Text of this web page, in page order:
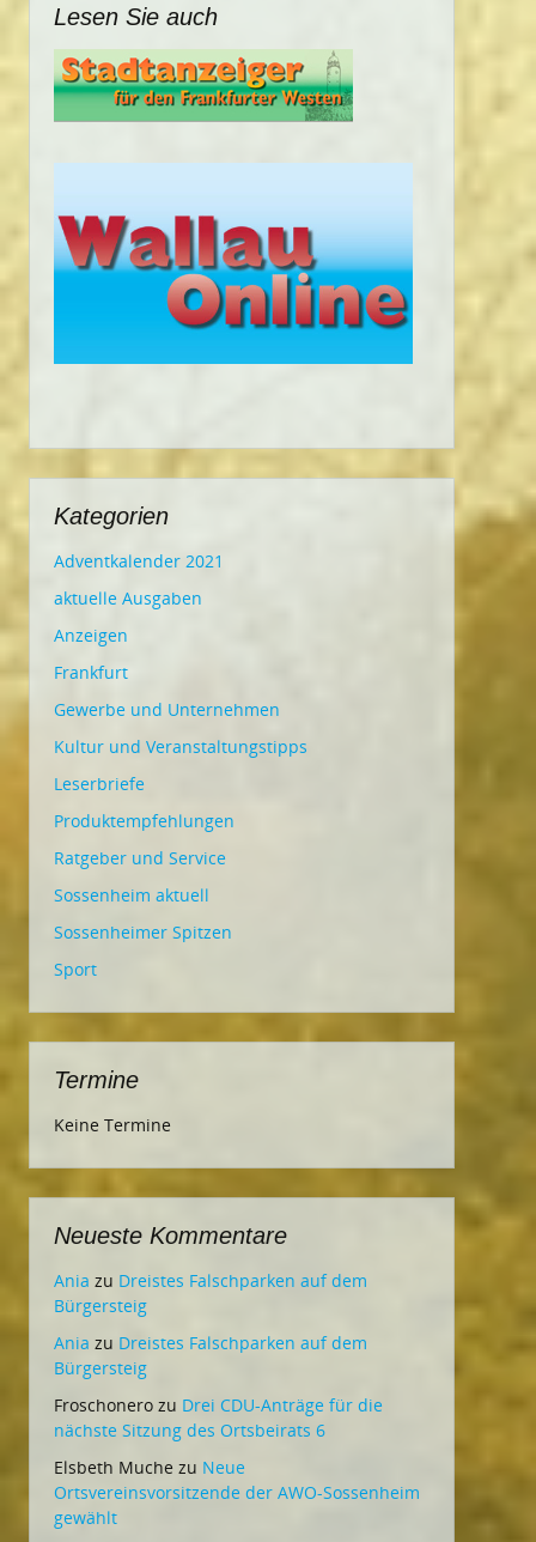
Lesen Sie auch
Kategorien
Adventkalender 2021
aktuelle Ausgaben
Anzeigen
Frankfurt
Gewerbe und Unternehmen
Kultur und Veranstaltungstipps
Leserbriefe
Produktempfehlungen
Ratgeber und Service
Sossenheim aktuell
Sossenheimer Spitzen
Sport
Termine
Keine Termine
Neueste Kommentare
Ania zu Dreistes Falschparken auf dem
Bürgersteig
Ania zu Dreistes Falschparken auf dem
Bürgersteig
Froschonero zu Drei CDU-Anträge für die
nächste Sitzung des Ortsbeirats 6
Elsbeth Muche zu Neue
Ortsvereinsvorsitzende der AWO-Sossenheim
gewählt